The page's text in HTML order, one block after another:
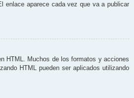
enlace aparece cada vez que va a publicar
HTML. Muchos de los formatos y acciones
HTML pueden ser aplicados utilizando